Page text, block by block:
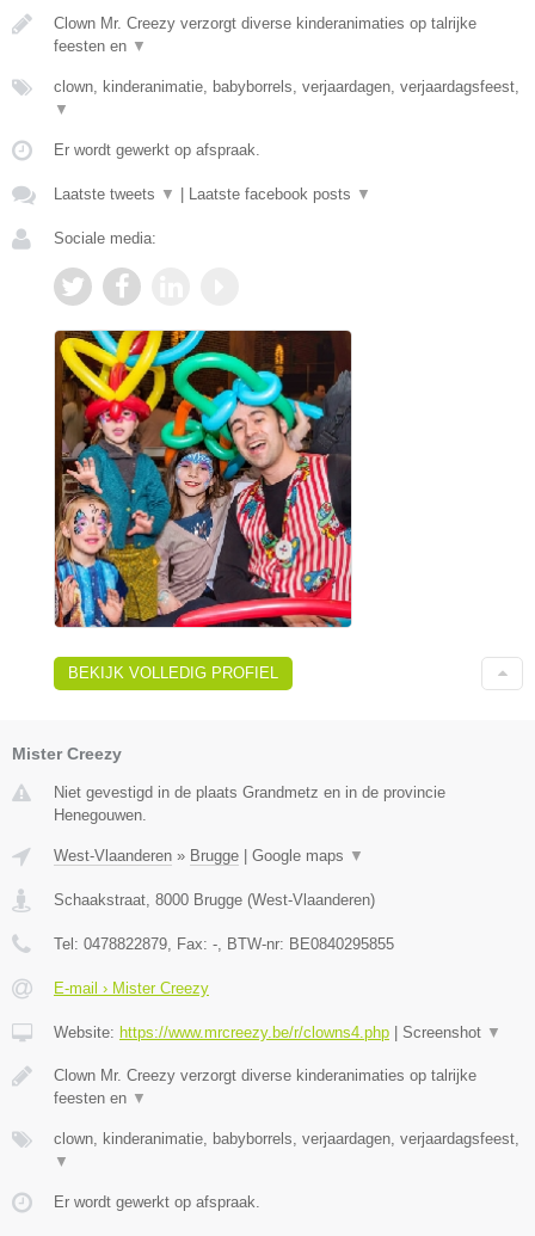
Clown Mr. Creezy verzorgt diverse kinderanimaties op talrijke
feesten en ▼
clown, kinderanimatie, babyborrels, verjaardagen, verjaardagsfeest,
▼
Er wordt gewerkt op afspraak.
Laatste tweets ▼ Laatste facebook posts ▼
Sociale media:
BEKIJK VOLLEDIG PROFIEL
Mister Creezy
Niet gevestigd in de plaats Grandmetz en in de provincie
Henegouwen.
West-Vlaanderen » Brugge Google maps ▼
Schaakstraat, 8000 Brugge (West-Vlaanderen)
Tel: 0478822879, Fax: -, BTW-nr: BE0840295855
E-mail › Mister Creezy
Website: https://www.mrcreezy.be/r/clowns4.php Screenshot ▼
Clown Mr. Creezy verzorgt diverse kinderanimaties op talrijke
feesten en ▼
clown, kinderanimatie, babyborrels, verjaardagen, verjaardagsfeest,
▼
Er wordt gewerkt op afspraak.